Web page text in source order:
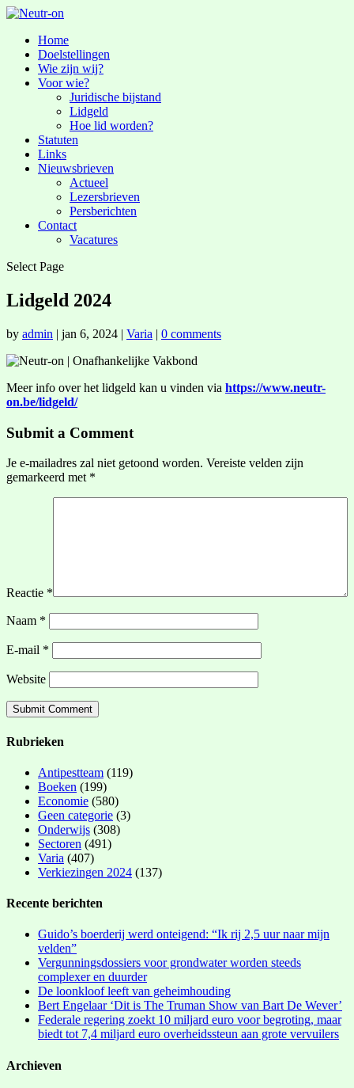
Home
Doelstellingen
Wie zijn wij?
Voor wie?
Juridische bijstand
Lidgeld
Hoe lid worden?
Statuten
Links
Nieuwsbrieven
Actueel
Lezersbrieven
Persberichten
Contact
Vacatures
Select Page
Lidgeld 2024
by admin | jan 6, 2024 | Varia | 0 comments
Meer info over het lidgeld kan u vinden via https://www.neutr-
on.be/lidgeld/
Submit a Comment
Je e-mailadres zal niet getoond worden. Vereiste velden zijn
gemarkeerd met *
Reactie *
Naam *
E-mail *
Website
Rubrieken
Antipestteam (119)
Boeken (199)
Economie (580)
Geen categorie (3)
Onderwijs (308)
Sectoren (491)
Varia (407)
Verkiezingen 2024 (137)
Recente berichten
Guido’s boerderij werd onteigend: “Ik rij 2,5 uur naar mijn
velden”
Vergunningsdossiers voor grondwater worden steeds
complexer en duurder
De loonkloof leeft van geheimhouding
Bert Engelaar ‘Dit is The Truman Show van Bart De Wever’
Federale regering zoekt 10 miljard euro voor begroting, maar
biedt tot 7,4 miljard euro overheidssteun aan grote vervuilers
Archieven